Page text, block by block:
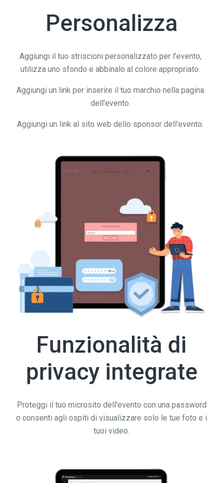
Personalizza
Aggiungi il tuo striscioni personalizzato per l'evento,
utilizza uno sfondo e abbinalo al colore appropriato.
Aggiungi un link per inserire il tuo marchio nella pagina
dell'evento.
Aggiungi un link al sito web dello sponsor dell'evento.
Funzionalità di
privacy integrate
Proteggi il tuo microsito dell'evento con una password
o consenti agli ospiti di visualizzare solo le tue foto e i
tuoi video.